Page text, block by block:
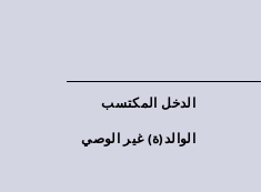
الدخل المكتسب
الوالد(ة) غير الوصي